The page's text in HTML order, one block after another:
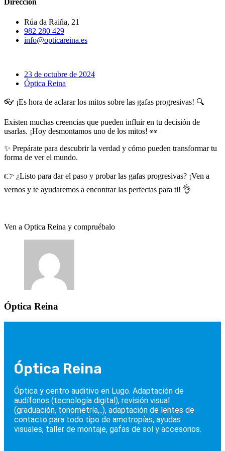
Dirección
Rúa da Raiña, 21
982 280 429
info@opticareina.es
23 de octubre de 2024
Óptica Reina
👓 ¡Es hora de aclarar los mitos sobre las gafas progresivas! 🔍
Existen muchas creencias que pueden influir en tu decisión de
usarlas. ¡Hoy desmontamos uno de los mitos! 👀
✨ Prepárate para descubrir la verdad y cómo pueden transformar tu
forma de ver el mundo.
👉 ¿Listo para dar el paso y probar las gafas progresivas? ¡Ven a
vernos y te ayudaremos a encontrar las perfectas para ti! 👌
Ven a Optica Reina y compruébalo
Óptica Reina
Óptica Reina
Óptica y centro auditivo en Lugo. Adaptación de
audífonos (tecnología digital), revisión visual
(graduación, tonometría,..), adaptación de lentes de
contacto para todo tipo de ametropías, ayudas
visuales, taller de montaje, gafas de sol y accesorios.